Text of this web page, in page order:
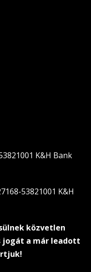
K&H Bank
53821001 K&H
közvetlen
a már leadott